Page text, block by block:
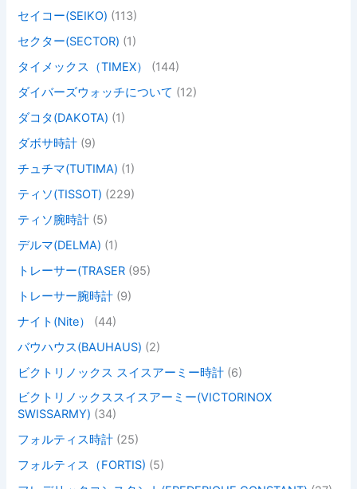
セイコー(SEIKO) (113)
セクター(SECTOR) (1)
タイメックス（TIMEX）
(144)
ダイバーズウォッチについて (12)
ダコタ(DAKOTA) (1)
ダボサ時計 (9)
チュチマ(TUTIMA) (1)
ティソ(TISSOT) (229)
ティソ腕時計 (5)
デルマ(DELMA) (1)
トレーサー(TRASER (95)
トレーサー腕時計 (9)
ナイト(Nite）
(44)
バウハウス(BAUHAUS) (2)
ビクトリノックス スイスアーミー時計 (6)
ビクトリノックススイスアーミー(VICTORINOX
SWISSARMY) (34)
フォルティス時計 (25)
フォルティス（FORTIS) (5)